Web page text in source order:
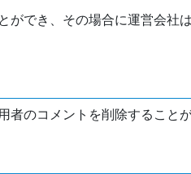
ができ、その場合に運営会社
のコメントを削除すること